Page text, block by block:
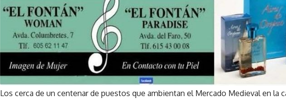
Los cerca de un centenar de puestos que ambientan el Mercado Medieval en la